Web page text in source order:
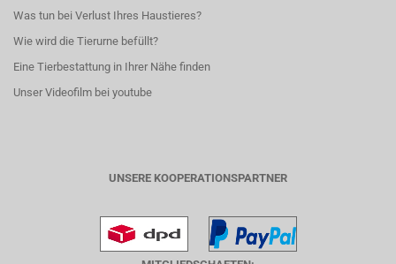
Was tun bei Verlust Ihres Haustieres?
Wie wird die Tierurne befüllt?
Eine Tierbestattung in Ihrer Nähe finden
Unser Videofilm bei youtube
UNSERE KOOPERATIONSPARTNER